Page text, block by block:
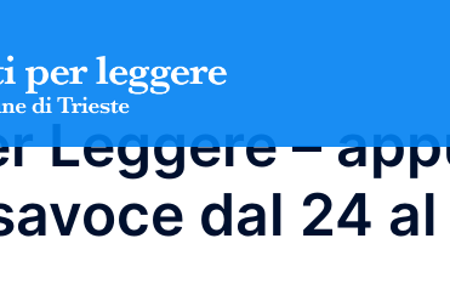
Leggere –
dal 24